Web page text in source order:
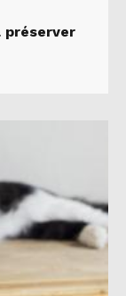
préserver